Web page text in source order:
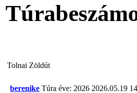
Tolnai Zöldút
berenike Túra éve: 2026 2026.05.19